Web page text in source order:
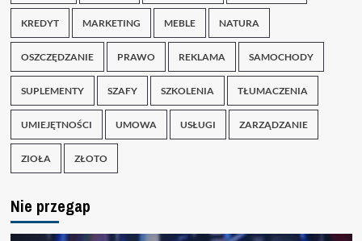
KREDYT MARKETING MEBLE NATURA
OSZCZĘDZANIE PRAWO REKLAMA SAMOCHODY
SUPLEMENTY SZAFY SZKOLENIA TŁUMACZENIA
UMIEJĘTNOŚCI UMOWA USŁUGI ZARZĄDZANIE
ZIOŁA ZŁOTO
Nie przegap